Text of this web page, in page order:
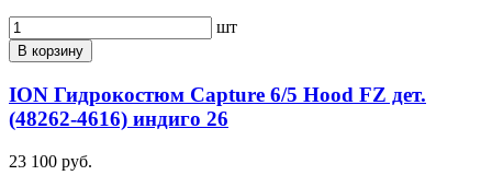
шт
В корзину
ION Гидрокостюм Capture 6/5 Hood FZ дет.
(48262-4616) индиго 26
23 100 руб.